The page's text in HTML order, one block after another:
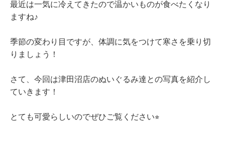
最近は一気に冷えてきたので温かいものが食べたくなり
ますね♪
季節の変わり目ですが、体調に気をつけて寒さを乗り切
りましょう！
さて、今回は津田沼店のぬいぐるみ達との写真を紹介し
ていきます！
とても可愛らしいのでぜひご覧ください⭐︎